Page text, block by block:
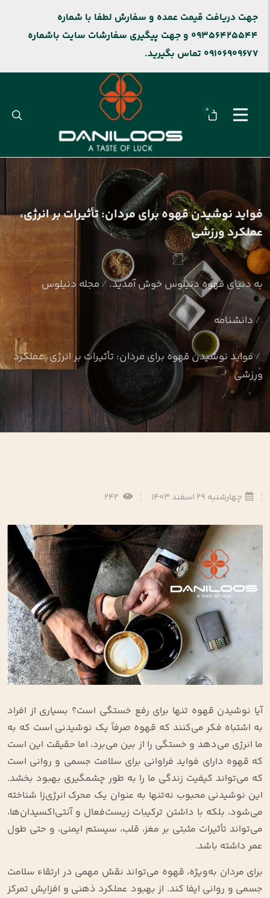
جهت دریافت قیمت عمده و سفارش لطفا با شماره
09356425544 و جهت پیگیری سفارشات سایت باشماره
09106909677 تماس بگیرید.
0
فواید نوشیدن قهوه برای مردان: تأثیرات بر انرژی،
عملکرد ورزشی
به دنیای قهوه دنیلوس خوش آمدید. مجله دنیلوس
دانشنامه
فواید نوشیدن قهوه برای مردان: تأثیرات بر انرژی، عملکرد
ورزشی
چهارشنبه 29 اسفند 1403
آیا نوشیدن قهوه تنها برای رفع خستگی است؟ بسیاری از افراد
به اشتباه فکر می‌کنند که قهوه صرفاً یک نوشیدنی است که به
ما انرژی می‌دهد و خستگی را از بین می‌برد، اما حقیقت این است
که قهوه دارای فواید فراوانی برای سلامت جسمی و روانی است
که می‌تواند کیفیت زندگی ما را به طور چشمگیری بهبود بخشد.
این نوشیدنی محبوب نه‌تنها به عنوان یک محرک انرژی‌زا شناخته
می‌شود، بلکه با داشتن ترکیبات زیست‌فعال و آنتی‌اکسیدان‌ها،
می‌تواند تأثیرات مثبتی بر مغز، قلب، سیستم ایمنی، و حتی طول
عمر داشته باشد.
برای مردان به‌ویژه، قهوه می‌تواند نقش مهمی در ارتقاء سلامت
جسمی و روانی ایفا کند. از بهبود عملکرد ذهنی و افزایش تمرکز